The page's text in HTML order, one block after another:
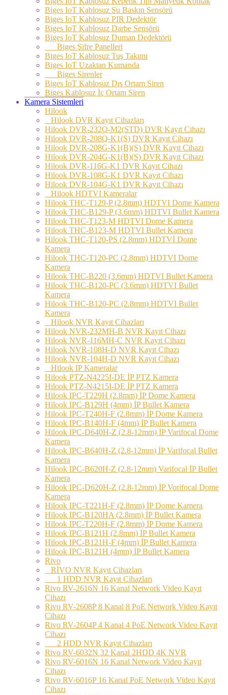
Biges IoT Kablosuz Su Baskın Sensörü
Biges IoT Kablosuz PIR Dedektör
Biges IoT Kablosuz Darbe Sensörü
Biges IoT Kablosuz Duman Dedektörü
Biges Şifre Panelleri
Biges IoT Kablosuz Tuş Takımı
Biges IoT Uzaktan Kumanda
Biges Sirenler
Biges IoT Kablosuz Dış Ortam Siren
Biges Kablosuz İç Ortam Siren
Kamera Sistemleri
Hilook
Hilook DVR Kayıt Cihazları
Hilook DVR-232Q-M2(STD) DVR Kayıt Cihazı
Hilook DVR-208Q-K1(S) DVR Kayıt Cihazı
Hilook DVR-208G-K1(B)(S) DVR Kayıt Cihazı
Hilook DVR-204G-K1(B)(S) DVR Kayıt Cihazı
Hilook DVR-116G-K1 DVR Kayıt Cihazı
Hilook DVR-108G-K1 DVR Kayıt Cihazı
Hilook DVR-104G-K1 DVR Kayıt Cihazı
Hilook HDTVI Kameralar
Hilook THC-T129-P (2.8mm) HDTVI Dome Kamera
Hilook THC-B129-P (3.6mm) HDTVI Bullet Kamera
Hilook THC-T123-M HDTVI Dome Kamera
Hilook THC-B123-M HDTVI Bullet Kamera
Hilook THC-T120-PS (2.8mm) HDTVİ Dome
Kamera
Hilook THC-T120-PC (2.8mm) HDTVI Dome
Kamera
Hilook THC-B220 (3.6mm) HDTVI Bullet Kamera
Hilook THC-B120-PC (3.6mm) HDTVI Bullet
Kamera
Hilook THC-B120-PC (2.8mm) HDTVI Bullet
Kamera
Hilook NVR Kayıt Cihazları
Hilook NVR-232MH-B NVR Kayıt Cihazı
Hilook NVR-116MH-C NVR Kayıt Cihazı
Hilook NVR-108H-D NVR Kayıt Cihazı
Hilook NVR-104H-D NVR Kayıt Cihazı
Hilook IP Kameralar
Hilook PTZ-N4225I-DE İP PTZ Kamera
Hilook PTZ-N4215I-DE İP PTZ Kamera
Hilook IPC-T229H (2.8mm) İP Dome Kamera
Hilook IPC-B129H (4mm) İP Bullet Kamera
Hilook IPC-T240H-F (2.8mm) İP Dome Kamera
Hilook IPC-B140H-F (4mm) İP Bullet Kamera
Hilook IPC-D640H-Z (2.8-12mm) İP Varifocal Dome
Kamera
Hilook IPC-B640H-Z (2.8-12mm) İP Varifocal Bullet
Kamera
Hilook IPC-B620H-Z (2.8-12mm) Varifocal İP Bullet
Kamera
Hilook IPC-D620H-Z (2.8-12mm) İP Vorifocal Dome
Kamera
Hilook IPC-T221H-F (2.8mm) İP Dome Kamera
Hilook IPC-B120HA (2.8mm) İP Bullet Kamera
Hilook IPC-T220H-F (2.8mm) İP Dome Kamera
Hilook IPC-B121H (2.8mm) İP Bullet Kamera
Hilook IPC-B121H-F (4mm) İP Bullet Kamera
Hilook IPC-B121H (4mm) İP Bullet Kamera
Rivo
RİVO NVR Kayıt Cihazları
1 HDD NVR Kayıt Cihazları
Rivo RV-2616N 16 Kanal Network Video Kayıt
Cihazı
Rivo RV-2608P 8 Kanal 8 PoE Network Video Kayıt
Cihazı
Rivo RV-2604P 4 Kanal 4 PoE Network Video Kayıt
Cihazı
2 HDD NVR Kayıt Cihazları
Rivo RV-6032N 32 Kanal 2HDD 4K NVR
Rivo RV-6016N 16 Kanal Network Video Kayıt
Cihazı
Rivo RV-6016P 16 Kanal PoE Network Video Kayıt
Cihazı